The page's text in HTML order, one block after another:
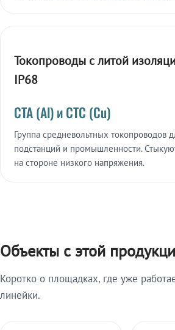
Токопроводы с литой
IP68
СТА (Al) и СТС (Cu)
Группа средневольтных токопроводов
подстанций и промышленности.
на стороне низкого напряжения.
Объекты с этой
Коротко о площадках, где уже
линейки.